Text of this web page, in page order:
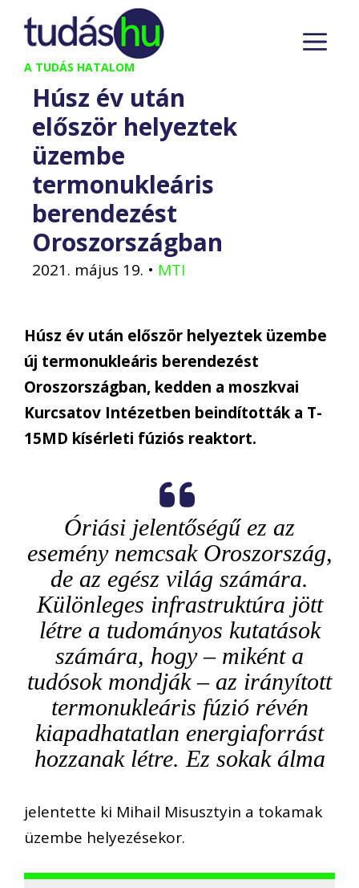
Kilépés
tartalomba
A TUDÁS HATALOM
Húsz év után
először helyeztek
üzembe
termonukleáris
berendezést
Oroszországban
2021. május 19. • MTI
Húsz év után először helyeztek üzembe
új termonukleáris berendezést
Oroszországban, kedden a moszkvai
Kurcsatov Intézetben beindították a T-
15MD kísérleti fúziós reaktort.
Óriási jelentőségű ez az
esemény nemcsak Oroszország,
de az egész világ számára.
Különleges infrastruktúra jött
létre a tudományos kutatások
számára, hogy – miként a
tudósok mondják – az irányított
termonukleáris fúzió révén
kiapadhatatlan energiaforrást
hozzanak létre. Ez sokak álma
jelentette ki Mihail Misusztyin a tokamak
üzembe helyezésekor.